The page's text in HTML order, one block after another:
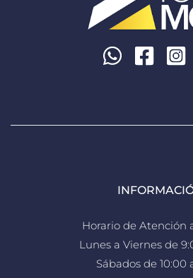
Horario de Atención
Lunes a Viernes de
Sábados de 10:00